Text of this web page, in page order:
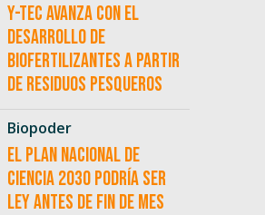
Y-TEC avanza con el
desarrollo de
biofertilizantes a partir
de residuos pesqueros
Biopoder
El Plan Nacional de
Ciencia 2030 podría ser
ley antes de fin de mes